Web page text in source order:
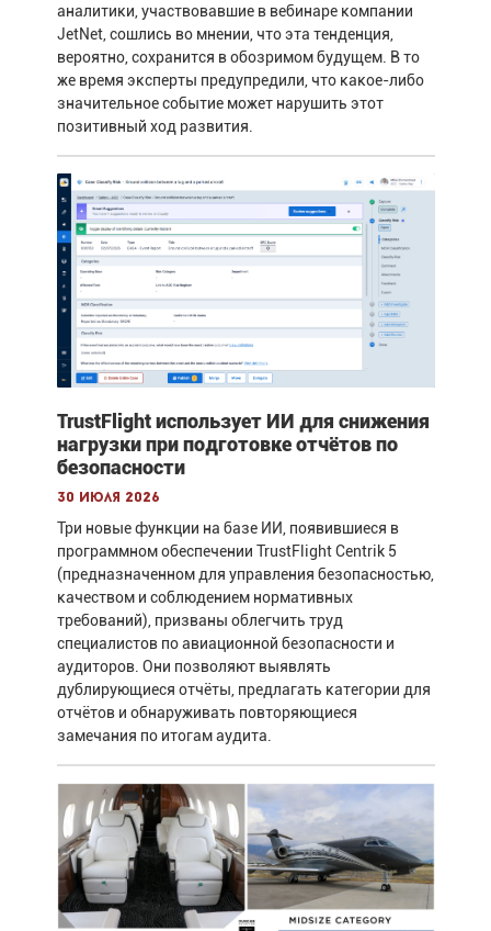
аналитики, участвовавшие в вебинаре компании
JetNet, сошлись во мнении, что эта тенденция,
вероятно, сохранится в обозримом будущем. В то
же время эксперты предупредили, что какое-либо
значительное событие может нарушить этот
позитивный ход развития.
TrustFlight использует ИИ для снижения
нагрузки при подготовке отчётов по
безопасности
30 июля 2026
Три новые функции на базе ИИ, появившиеся в
программном обеспечении TrustFlight Centrik 5
(предназначенном для управления безопасностью,
качеством и соблюдением нормативных
требований), призваны облегчить труд
специалистов по авиационной безопасности и
аудиторов. Они позволяют выявлять
дублирующиеся отчёты, предлагать категории для
отчётов и обнаруживать повторяющиеся
замечания по итогам аудита.